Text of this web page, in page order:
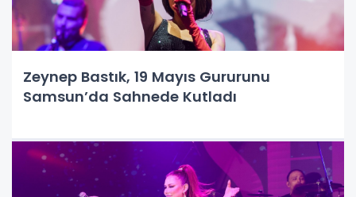
Zeynep Bastık, 19 Mayıs Gururunu
Samsun’da Sahnede Kutladı